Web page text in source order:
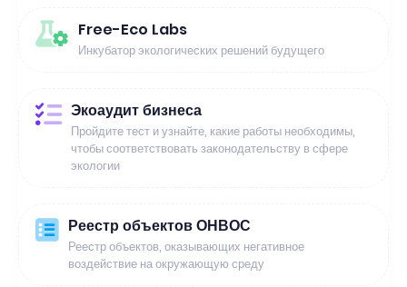
Free-Eco Labs
Инкубатор экологических решений будущего
Экоаудит бизнеса
Пройдите тест и узнайте, какие работы необходимы,
чтобы соответствовать законодательству в сфере
экологии
Реестр объектов ОНВОС
Реестр объектов, оказывающих негативное
воздействие на окружающую среду